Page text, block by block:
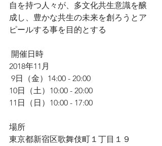
自を持つ人々が、多文化共生意識を醸
成し、豊かな共生の未来を創ろうとア
ピールする事を目的とする
開催日時
2018年11月
9日（金）14:00 - 20:00
10日（土）10:00 - 20:00
11日（日）10:00 - 17:00
場所
東京都新宿区歌舞伎町１丁目１９